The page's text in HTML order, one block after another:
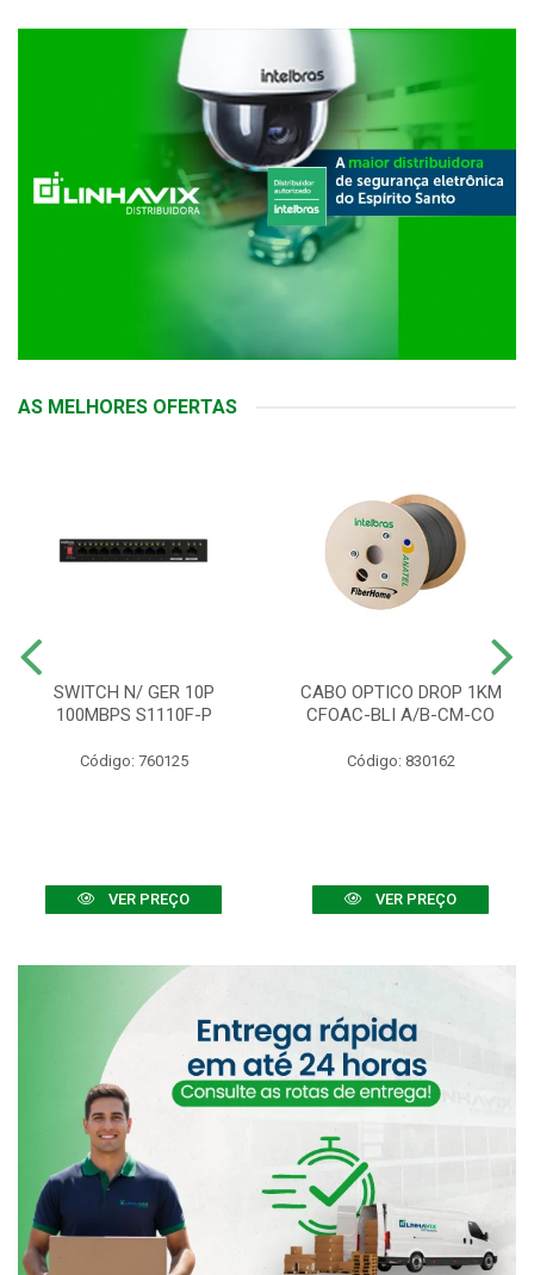
AS MELHORES OFERTAS
SWITCH N/ GER 10P
100MBPS S1110F-P
Código: 760125
VER PREÇO
CABO OPTICO DROP 1KM
CFOAC-BLI A/B-CM-CO
Código: 830162
VER PREÇO